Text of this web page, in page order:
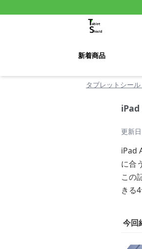
新着商品
タブレットシー
iPad
更新日
iPad
に合
この
きる
今回